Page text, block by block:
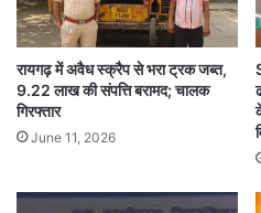
शिकायत के बाद आरोपी
धमकी मिलने के बाद युवती ने
दर्ज कराई। पुलिस ने मामला
रायगढ़ में अवैध स्क्रैप से भरा ट्रक जब्त,
9.22 लाख की संपत्ति बरामद; चालक
गिरफ्तार
June 11, 2026